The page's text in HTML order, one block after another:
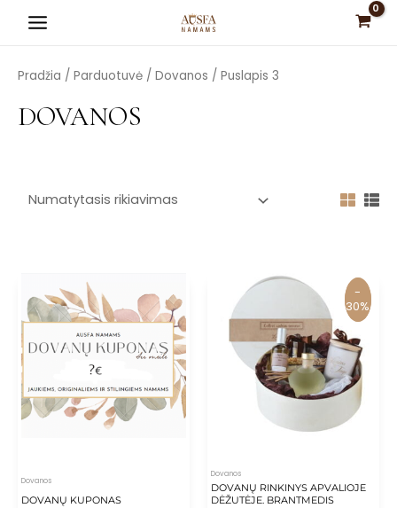
Main
Pradžia / Parduotuvė / Dovanos / Puslapis 3
DOVANOS
Dovanos
DOVANŲ KUPONAS
-
30%
-
30%
Dovanos
DOVANŲ RINKINYS APVALIOJE
DĖŽUTĖJE. BRANTMEDIS